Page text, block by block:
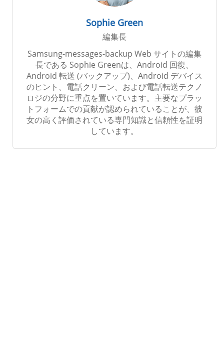
Sophie Green
編集長
Samsung-messages-backup Web サイトの編集
長である Sophie Greenは、Android 回復、
Android 転送 (バックアップ)、Android デバイス
のヒント、電話クリーン、および電話転送テクノ
ロジの分野に重点を置いています。主要なプラッ
トフォームでの貢献が認められていることが、彼
女の高く評価されている専門知識と信頼性を証明
しています。